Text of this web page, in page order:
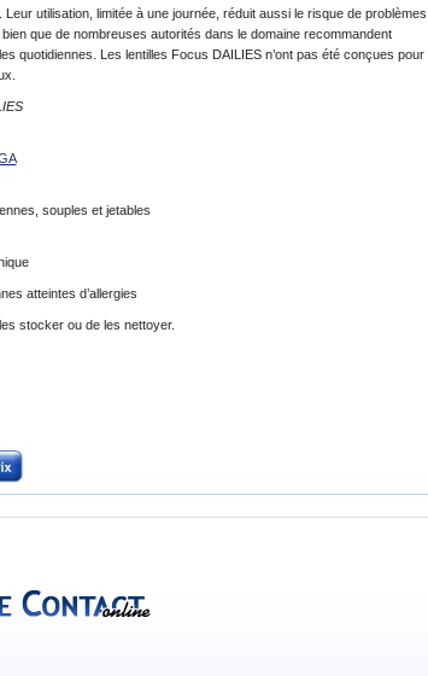
utilisation, limitée à une journée, réduit aussi le risque de problèmes
que de nombreuses autorités dans le domaine recommandent
quotidiennes. Les lentilles Focus DAILIES n’ont pas été conçues pour
souples et jetables
atteintes d’allergies
stocker ou de les nettoyer.